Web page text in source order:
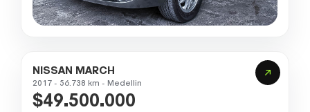
NISSAN MARCH
2017 - 56.738 km - Medellin
$49.500.000